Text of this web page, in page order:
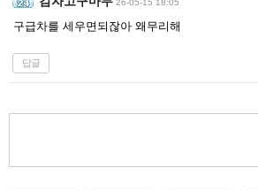
26-05-15 18:05
구급차를 세우면되잖아 왜무리해
답글